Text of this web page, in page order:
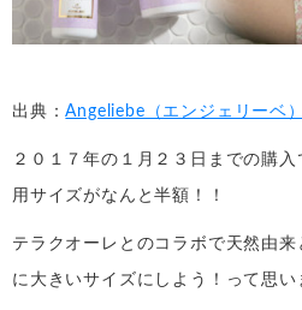
出典：Angeliebe（エンジェリーベ）
２０１７年の１月２３日までの購
用サイズがなんと半額！！
テラクオーレとのコラボで天然由
に大きいサイズにしよう！って思い